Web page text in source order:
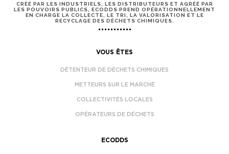
CRÉÉ PAR LES INDUSTRIELS, LES DISTRIBUTEURS ET AGRÉÉ PAR
LES POUVOIRS PUBLICS, ECODDS PREND OPÉRATIONNELLEMENT
EN CHARGE LA COLLECTE, LE TRI, LA VALORISATION ET LE
RECYCLAGE DES DÉCHETS CHIMIQUES.
VOUS ÊTES
DÉTENTEUR DE DÉCHETS CHIMIQUES
METTEURS SUR LE MARCHÉ
COLLECTIVITÉS LOCALES
OPÉRATEURS DE DÉCHETS
ECODDS